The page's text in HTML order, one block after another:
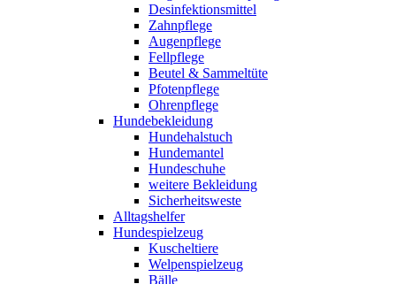
Desinfektionsmittel
Zahnpflege
Augenpflege
Fellpflege
Beutel & Sammeltüte
Pfotenpflege
Ohrenpflege
Hundebekleidung
Hundehalstuch
Hundemantel
Hundeschuhe
weitere Bekleidung
Sicherheitsweste
Alltagshelfer
Hundespielzeug
Kuscheltiere
Welpenspielzeug
Bälle